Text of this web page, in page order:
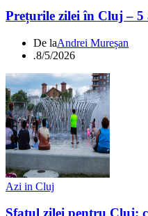
Prețurile zilei în Cluj – 5
De laAndrei Mureșan
.8/5/2026
Azi in Cluj
Sfatul zilei pentru Cluj: